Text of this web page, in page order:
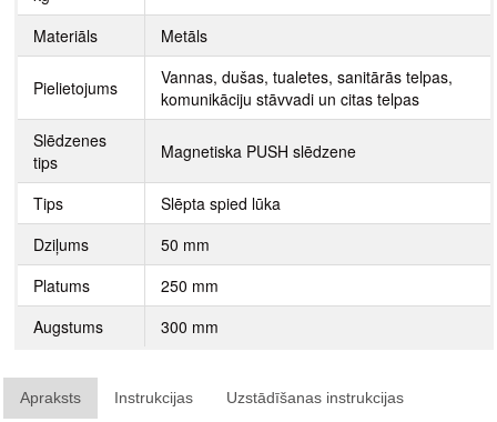
Materiāls Metāls
Pielietojums
Vannas, dušas, tualetes, sanitārās telpas,
komunikāciju stāvvadi un citas telpas
Slēdzenes
tips
Magnetiska PUSH slēdzene
Tips
Slēpta spied lūka
Dziļums
50 mm
Platums
250 mm
Augstums
300 mm
Apraksts Instrukcijas Uzstādīšanas instrukcijas